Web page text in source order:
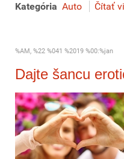
Kategória Auto Čítať
%AM, %22 %041 %2019 %00:%jan
Dajte šancu